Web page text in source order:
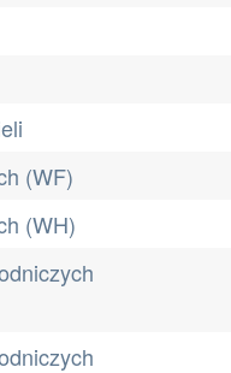
(WF)
(WH)